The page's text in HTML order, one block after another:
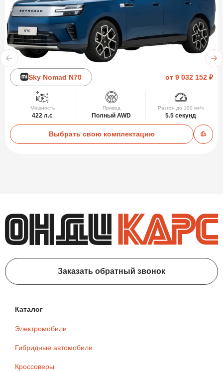
Sky Nomad N70 от 9 032 152 ₽
Мощность
422 л.с
Привод
Полный AWD
Разгон до 100 км/ч
5.5 секунд
Выбрать свою комплектацию
Заказать обратный звонок
Каталог
Электромобили
Гибридные автомобили
Кроссоверы